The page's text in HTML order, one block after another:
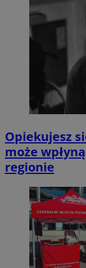
Opiekujesz
może
regionie